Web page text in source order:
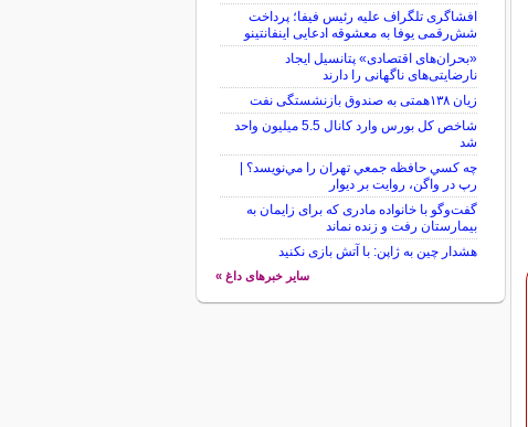
افشاگری تلگراف علیه رئیس فیفا؛ پرداخت
شش‌رقمی یوفا به معشوقه ادعایی اینفانتینو
«بحران‌های اقتصادی» پتانسیل ایجاد
نارضایتی‌های ناگهانی را دارند
زیان ۱۳۸همتی به صندوق بازنشستگی نفت
شاخص کل بورس وارد کانال 5.5 میلیون واحد
شد
چه كسي حافظه جمعي تهران را مي‌نويسد؟ |
رپ در واگن، روايت بر ديوار
گفت‌وگو با خانواده مادری که برای زایمان به
بیمارستان رفت و زنده نماند
هشدار چین به ژاپن: با آتش بازی نکنید
سایر خبرهای داغ »